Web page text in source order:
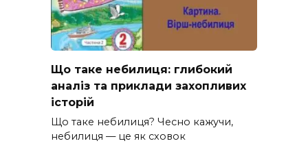
Що таке небилиця: глибокий
аналіз та приклади захопливих
історій
Що таке небилиця? Чесно кажучи,
небилиця — це як сховок